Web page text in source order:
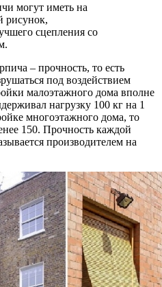
могут иметь на
рисунок,
сцепления со
– прочность, то есть
под воздействием
малоэтажного дома вполне
нагрузку 100 кг на 1
многоэтажного дома, то
150. Прочность каждой
производителем на